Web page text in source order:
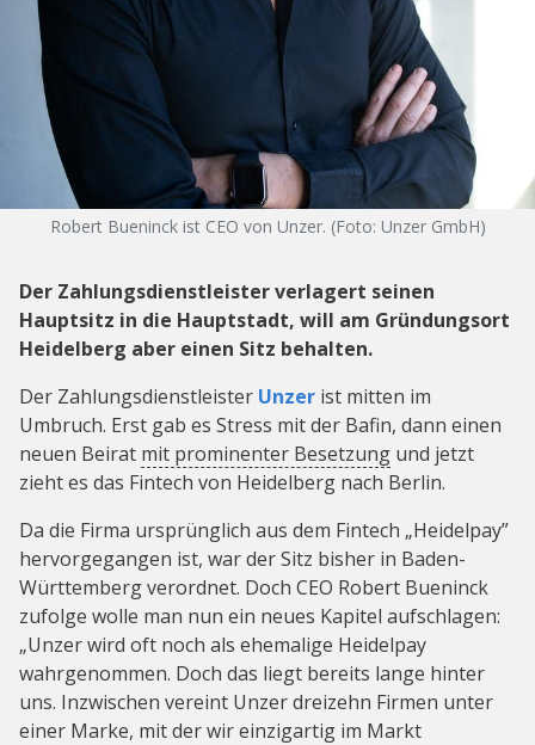
Robert Bueninck ist CEO von Unzer. (Foto: Unzer GmbH)
Der Zahlungsdienstleister verlagert seinen
Hauptsitz in die Hauptstadt, will am Gründungsort
Heidelberg aber einen Sitz behalten.
Der Zahlungsdienstleister Unzer ist mitten im
Umbruch. Erst gab es Stress mit der Bafin, dann einen
neuen Beirat mit prominenter Besetzung und jetzt
zieht es das Fintech von Heidelberg nach Berlin.
Da die Firma ursprünglich aus dem Fintech „Heidelpay”
hervorgegangen ist, war der Sitz bisher in Baden-
Württemberg verordnet. Doch CEO Robert Bueninck
zufolge wolle man nun ein neues Kapitel aufschlagen:
„Unzer wird oft noch als ehemalige Heidelpay
wahrgenommen. Doch das liegt bereits lange hinter
uns. Inzwischen vereint Unzer dreizehn Firmen unter
einer Marke, mit der wir einzigartig im Markt